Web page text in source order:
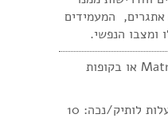
אתגרים, המעמידים
ומצבו הנפשי.
כרטיסים באתר Matnaso.co.il או בקופות
עלות כרטיס: 20 ש״ח • עלות לותיק/נכה: 10